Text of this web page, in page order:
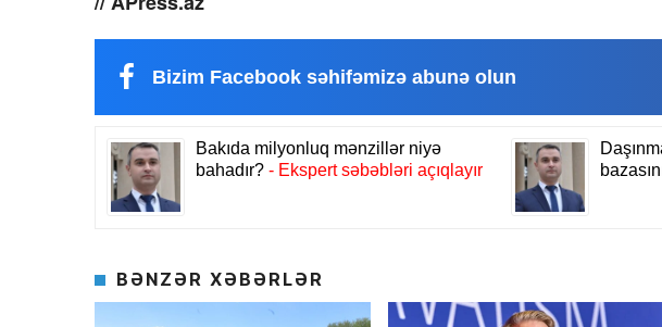
Bizim Facebook səhifəmizə abunə olun
BƏNZƏR XƏBƏRLƏR
üzrə bitirib. İqtisad elmləri doktorudur.